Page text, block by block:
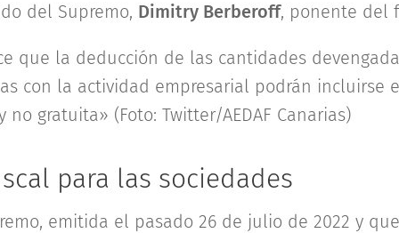
del Supremo, Dimitry Berberoff, ponente del
que la deducción de las cantidades
con la actividad empresarial podrán incluirse
gratuita» (Foto: Twitter/AEDAF Canarias)
para las sociedades
emitida el pasado 26 de julio de 2022 y